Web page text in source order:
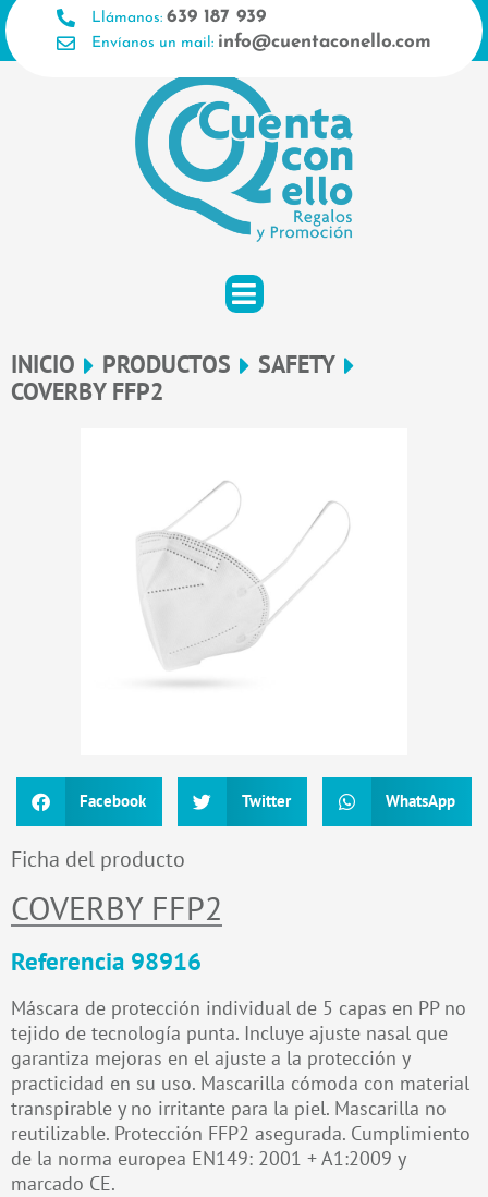
Ir
al
contenido
Llámanos: 639 187 939
Envíanos un mail: info@cuentaconello.com
INICIO PRODUCTOS
SAFETY
COVERBY FFP2
Facebook Twitter WhatsApp
Ficha del producto
COVERBY FFP2
Referencia 98916
Máscara de protección individual de 5 capas en PP no
tejido de tecnología punta. Incluye ajuste nasal que
garantiza mejoras en el ajuste a la protección y
practicidad en su uso. Mascarilla cómoda con material
transpirable y no irritante para la piel. Mascarilla no
reutilizable. Protección FFP2 asegurada. Cumplimiento
de la norma europea EN149: 2001 + A1:2009 y
marcado CE.